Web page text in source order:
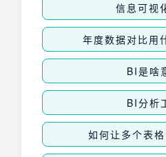
信息可视
年度数据对比用
BI是啥
BI分析
如何让多个表